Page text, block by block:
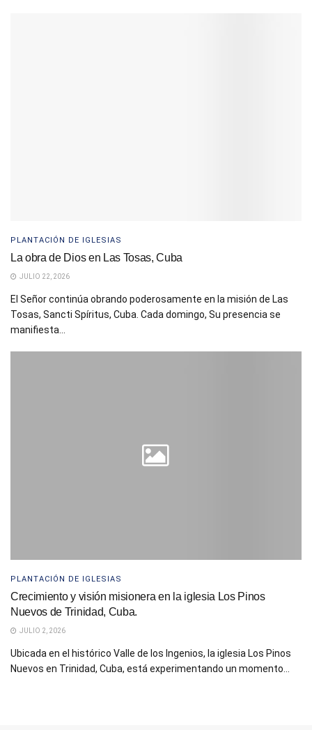
PLANTACIÓN DE IGLESIAS
La obra de Dios en Las Tosas, Cuba
JULIO 22, 2026
El Señor continúa obrando poderosamente en la misión de Las
Tosas, Sancti Spíritus, Cuba. Cada domingo, Su presencia se
manifiesta...
PLANTACIÓN DE IGLESIAS
Crecimiento y visión misionera en la iglesia Los Pinos
Nuevos de Trinidad, Cuba.
JULIO 2, 2026
Ubicada en el histórico Valle de los Ingenios, la iglesia Los Pinos
Nuevos en Trinidad, Cuba, está experimentando un momento...